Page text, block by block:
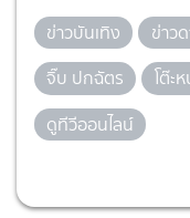
ข่าวบันเทิง ข่าว
จิ๊บ ปกฉัตร
โต๊ะ
ดูทีวีออนไลน์